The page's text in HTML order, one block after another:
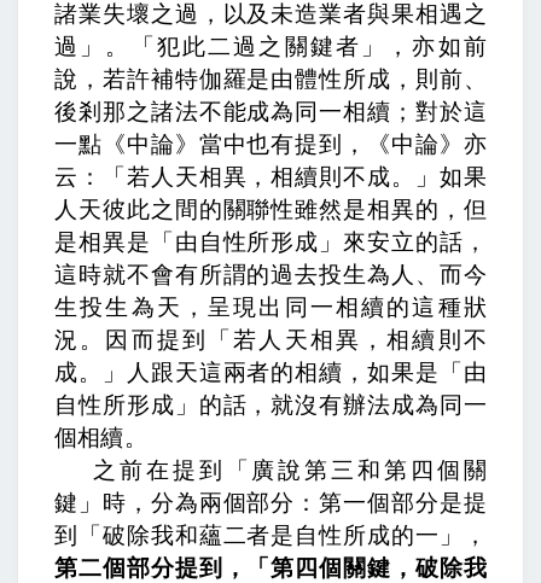
諸業失壞之過，以及未造業者與果相遇之
過」。「犯此二過之關鍵者」，亦如前
說，若許補特伽羅是由體性所成，則前、
後剎那之諸法不能成為同一相續； 對於這
一點《中論》當中也有提到，
《中論》亦
云：「若人天相異，相續則不成。」 如果
人天彼此之間的關聯性雖然是相異的，但
是相異是「由自性所形成」來安立的話，
這時就不會有所謂的過去投生為人、而今
生投生為天，呈現出同一相續的這種狀
況。因而提到「若人天相異，相續則不
成。」人跟天這兩者的相續，如果是「由
自性所形成」的話，就沒有辦法成為同一
個相續。
之前在提到「廣說第三和第四個關
鍵」時，分為兩個部分：第一個部分是提
到「破除我和蘊二者是自性所成的一」，
第二個部分提到，「第四個關鍵，破除我